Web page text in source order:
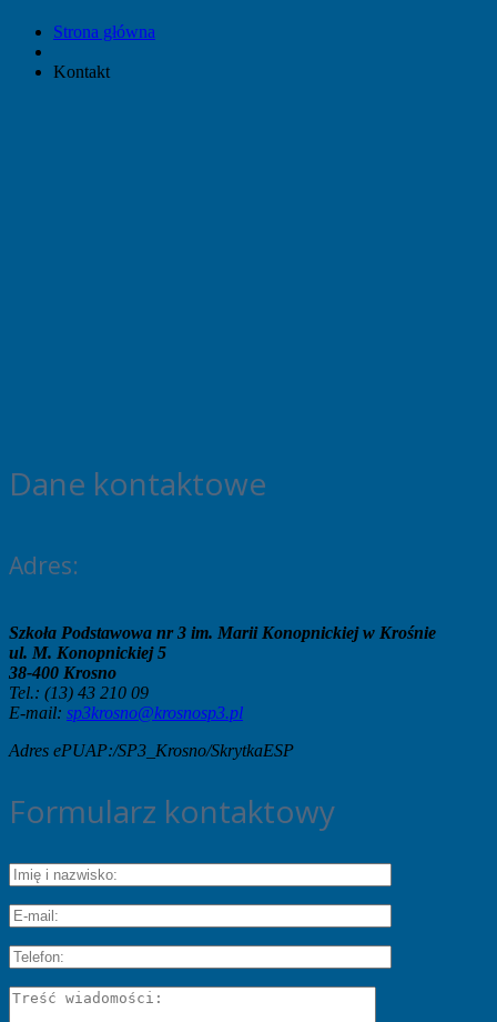
Strona główna
Kontakt
Dane kontaktowe
Adres:
Szkoła Podstawowa nr 3 im. Marii Konopnickiej w Krośnie
ul. M. Konopnickiej 5
38-400 Krosno
Tel.: (13) 43 210 09
E-mail: sp3krosno@krosnosp3.pl
Adres ePUAP:/SP3_Krosno/SkrytkaESP
Formularz kontaktowy